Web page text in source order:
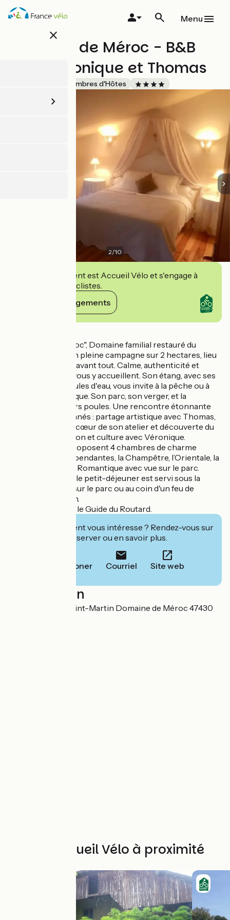
Aller
au
close
Menu
Domaine de Méroc - B&B
Chez Véronique et Thomas
Chambres d'Hôtes
2/10
Cet établissement est Accueil Vélo et s'engage à
accueillir des cyclistes.
Voir ses engagements
Bienvenue à "Méroc", Domaine familial restauré du
XVIIIème siècle, en pleine campagne sur 2 hectares, lieu
d'Art et de Poésie avant tout. Calme, authenticité et
douceur de vivre vous y accueillent. Son étang, avec ses
canards et ses poules d'eau, vous invite à la pêche ou à
une balade en barque. Son parc, son verger, et la
compagnie de leurs poules. Une rencontre étonnante
avec deux passionnés : partage artistique avec Thomas,
artiste peintre, au cœur de son atelier et découverte du
patrimoine, tradition et culture avec Véronique.
Vos hôtes vous proposent 4 chambres de charme
entièrement indépendantes, la Champêtre, l’Orientale, la
Cabane et la Suite Romantique avec vue sur le parc.
Selon les saisons, le petit-déjeuner est servi sous la
pergola avec vue sur le parc ou au coin d'un feu de
cheminée au salon.
Recommandé par le Guide du Routard.
Cet établissement vous intéresse ? Rendez-vous sur
leur site pour réserver ou en savoir plus.
Téléphoner Courriel Site web
Localisation
1127 chemin de saint-Martin Domaine de Méroc 47430
Autres Accueil Vélo à proximité